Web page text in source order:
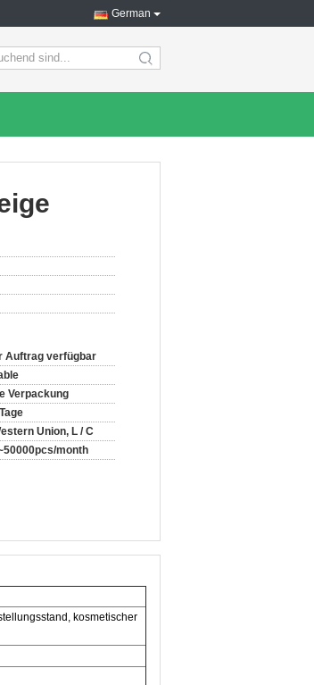
German
search
Auftrag verfügbar
Verpackung
Union, L / C
month
kosmetischer